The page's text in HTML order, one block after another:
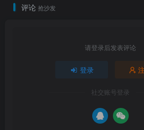
评论 抢沙发
请登录后发表评论
登录
社交账号登录